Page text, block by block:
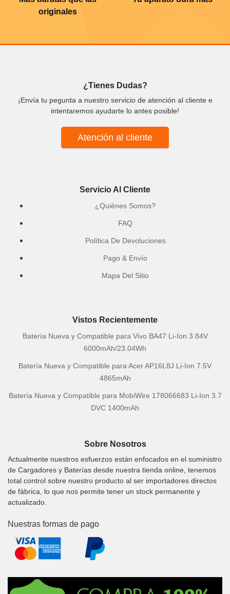
originales
¿Tienes Dudas?
¡Envía tu pegunta a nuestro servicio de atención al cliente e
intentaremos ayudarte lo antes posible!
Atención al cliente
Servicio Al Cliente
¿Quiénes Somos?
FAQ
Política De Devoluciones
Pago & Envío
Mapa Del Sitio
Vistos Recientemente
Batería Nueva y Compatible para Vivo BA47 Li-Ion 3.84V
6000mAh/23.04Wh
Batería Nueva y Compatible para Acer AP16L8J Li-Ion 7.5V
4865mAh
Batería Nueva y Compatible para MobiWire 178066683 Li-Ion 3.7
DVC 1400mAh
Sobre Nosotros
Actualmente nuestros esfuerzos están enfocados en el suministro
de Cargadores y Baterías desde nuestra tienda online, tenemos
total control sobre nuestro producto al ser importadores directos
de fábrica, lo que nos permite tener un stock permanente y
actualizado.
Nuestras formas de pago